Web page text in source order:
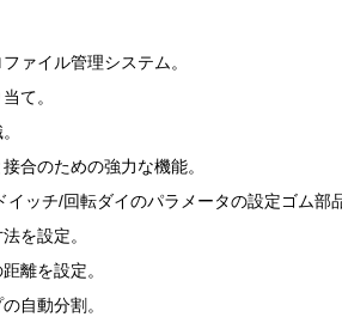
ァイル管理システム。
て。
合のための強力な機能。
イッチ/回転ダイのパラメータの設定ゴム部
を設定。
離を設定。
自動分割。